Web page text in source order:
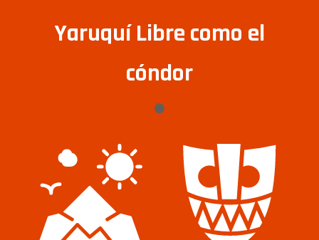
Yaruquí Libre como el
cóndor